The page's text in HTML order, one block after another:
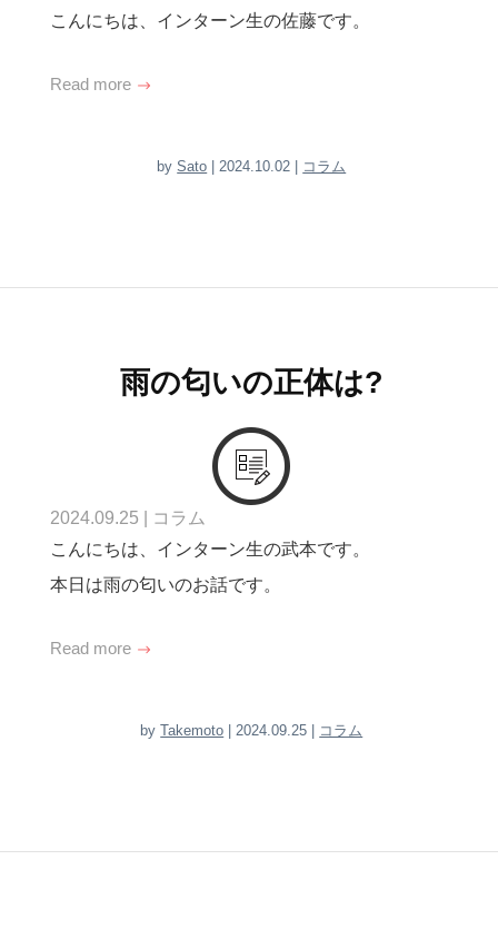
こんにちは、インターン生の佐藤です。
Read more
bySato | 2024.10.02 | コラム
雨の匂いの正体は?
2024.09.25
コラム
こんにちは、インターン生の武本です。
本日は雨の匂いのお話です。
Read more
byTakemoto | 2024.09.25 | コラム